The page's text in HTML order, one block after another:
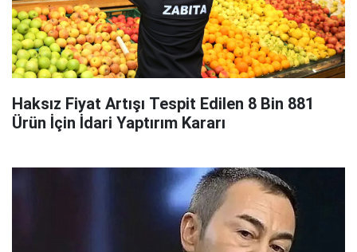
Haksız Fiyat Artışı Tespit Edilen 8 Bin 881
Ürün İçin İdari Yaptırım Kararı